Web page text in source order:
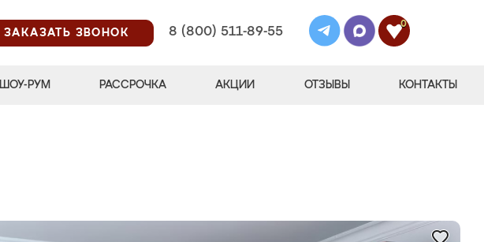
ЗАКАЗАТЬ ЗВОНОК
8 (800) 511-89-55
0
ШОУ-РУМ РАССРОЧКА АКЦИИ ОТЗЫВЫ КОНТАКТЫ